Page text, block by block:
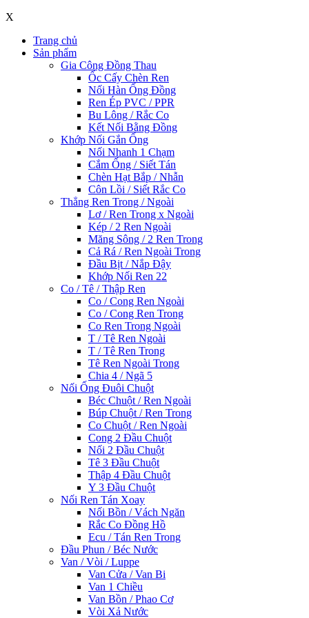
X
Trang chủ
Sản phẩm
Gia Công Đồng Thau
Ốc Cấy Chèn Ren
Nối Hàn Ống Đồng
Ren Ép PVC / PPR
Bu Lông / Rắc Co
Kết Nối Bằng Đồng
Khớp Nối Gắn Ống
Nối Nhanh 1 Chạm
Cắm Ống / Siết Tán
Chèn Hạt Bắp / Nhẫn
Côn Lồi / Siết Rắc Co
Thẳng Ren Trong / Ngoài
Lơ / Ren Trong x Ngoài
Kép / 2 Ren Ngoài
Măng Sông / 2 Ren Trong
Cả Rá / Ren Ngoài Trong
Đầu Bịt / Nắp Đậy
Khớp Nối Ren 22
Co / Tê / Thập Ren
Co / Cong Ren Ngoài
Co / Cong Ren Trong
Co Ren Trong Ngoài
T / Tê Ren Ngoài
T / Tê Ren Trong
Tê Ren Ngoài Trong
Chia 4 / Ngã 5
Nối Ống Đuôi Chuột
Béc Chuột / Ren Ngoài
Búp Chuột / Ren Trong
Co Chuột / Ren Ngoài
Cong 2 Đầu Chuột
Nối 2 Đầu Chuột
Tê 3 Đầu Chuột
Thập 4 Đầu Chuột
Y 3 Đầu Chuột
Nối Ren Tán Xoay
Nối Bồn / Vách Ngăn
Rắc Co Đồng Hồ
Ecu / Tán Ren Trong
Đầu Phun / Béc Nước
Van / Vòi / Luppe
Van Cửa / Van Bi
Van 1 Chiều
Van Bồn / Phao Cơ
Vòi Xả Nước